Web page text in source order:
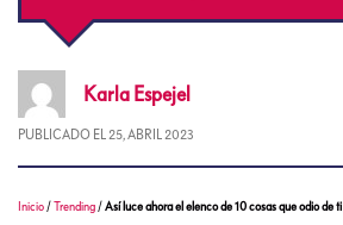
Karla Espejel
PUBLICADO EL 25, ABRIL 2023
Inicio /Trending /Así luce ahora el elenco de 10 cosas que odio de ti